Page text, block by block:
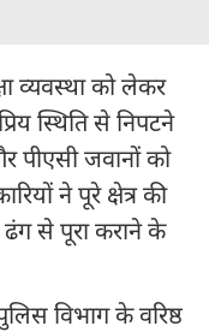
व्यवस्था को लेकर
स्थिति से निपटने
पीएसी जवानों को
ने पूरे क्षेत्र की
ढंग से पूरा कराने के
विभाग के वरिष्ठ